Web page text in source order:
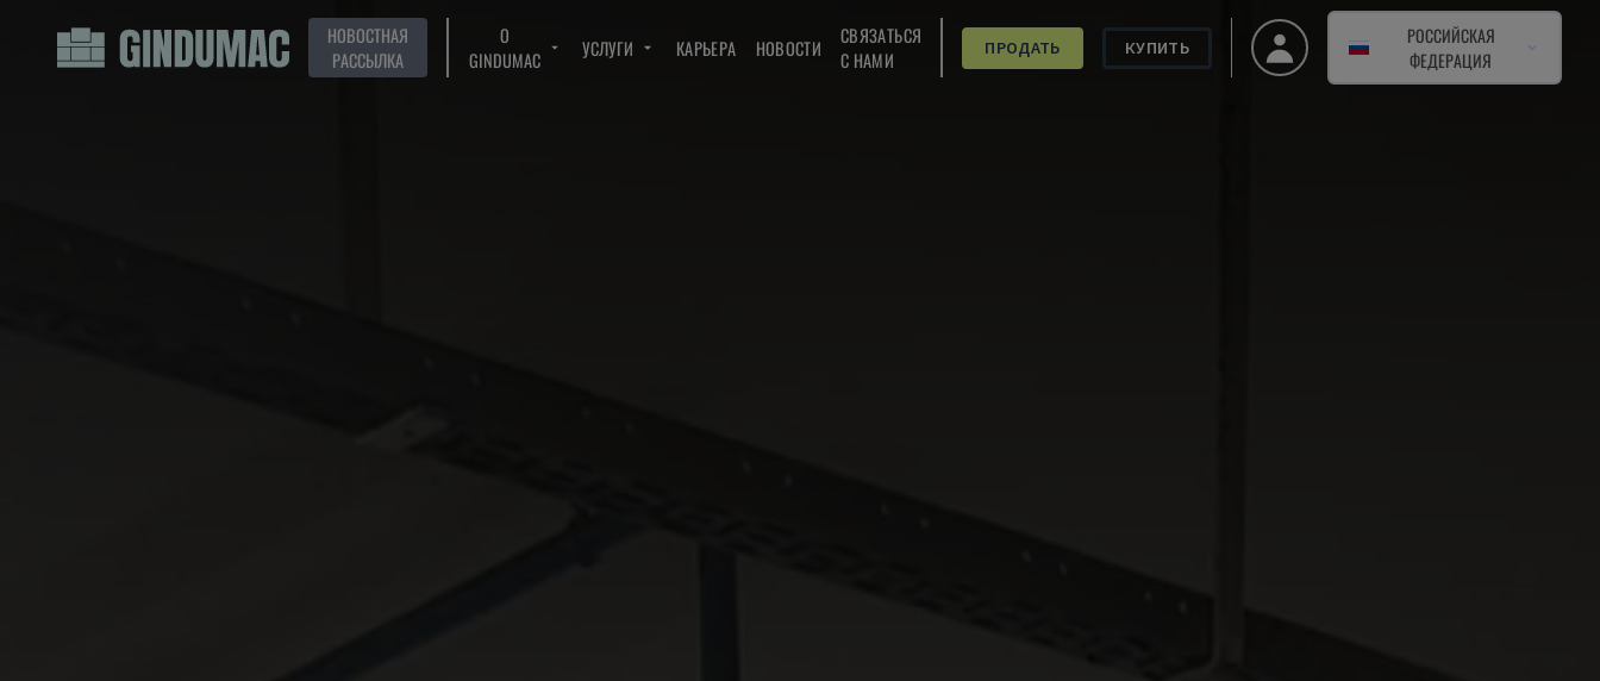
НОВОСТНАЯ
РАССЫЛКА
О
GINDUMAC
УСЛУГИ КАРЬЕРА НОВОСТИ
СВЯЗАТЬСЯ
С НАМИ
ПРОДАТЬ КУПИТЬ
РОССИЙСКАЯ
ФЕДЕРАЦИЯ